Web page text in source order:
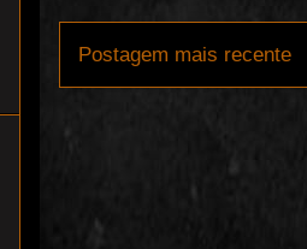
Postagem mais recente